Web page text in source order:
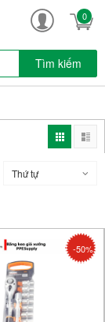
0
Tìm kiếm
Thứ tự
-50%